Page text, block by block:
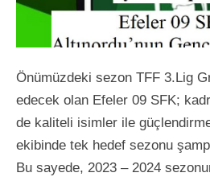
Önümüzdeki sezon TFF 3.Lig
edecek olan Efeler 09 SFK;
de kaliteli isimler ile
ekibinde tek hedef sezonu
Bu sayede, 2023 – 2024